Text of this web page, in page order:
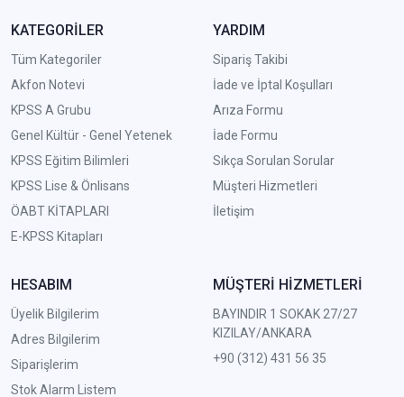
KATEGORİLER
Tüm Kategoriler
Akfon Notevi
KPSS A Grubu
Genel Kültür - Genel Yetenek
KPSS Eğitim Bilimleri
KPSS Lise & Önlisans
ÖABT KİTAPLARI
E-KPSS Kitapları
YARDIM
Sipariş Takibi
İade ve İptal Koşulları
Arıza Formu
İade Formu
Sıkça Sorulan Sorular
Müşteri Hizmetleri
İletişim
HESABIM
Üyelik Bilgilerim
Adres Bilgilerim
Siparişlerim
Stok Alarm Listem
MÜŞTERİ HİZMETLERİ
BAYINDIR 1 SOKAK 27/27
KIZILAY/ANKARA
+90 (312) 431 56 35